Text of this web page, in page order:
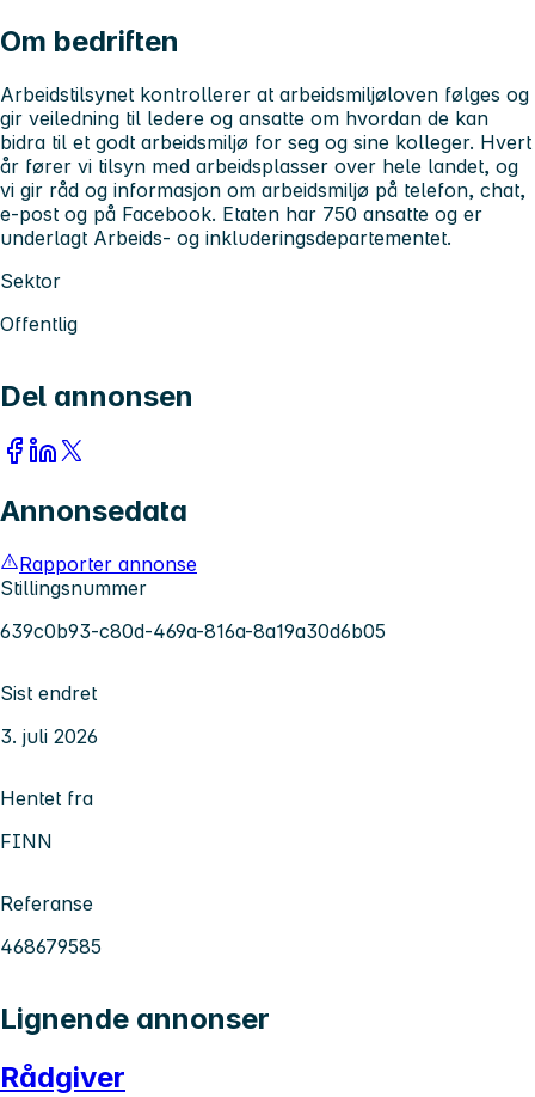
Om bedriften
Arbeidstilsynet kontrollerer at arbeidsmiljøloven følges og
gir veiledning til ledere og ansatte om hvordan de kan
bidra til et godt arbeidsmiljø for seg og sine kolleger. Hvert
år fører vi tilsyn med arbeidsplasser over hele landet, og
vi gir råd og informasjon om arbeidsmiljø på telefon, chat,
e-post og på Facebook. Etaten har 750 ansatte og er
underlagt Arbeids- og inkluderingsdepartementet.
Sektor
Offentlig
Del annonsen
Annonsedata
Rapporter annonse
Stillingsnummer
639c0b93-c80d-469a-816a-8a19a30d6b05
Sist endret
3. juli 2026
Hentet fra
FINN
Referanse
468679585
Lignende annonser
Rådgiver